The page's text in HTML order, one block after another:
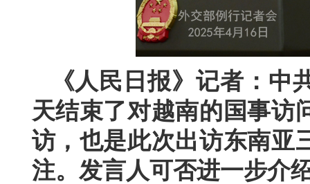
《人民日报》记者：
天结束了对越南的国事访
访，也是此次出访东南亚
注。发言人可否进一步介